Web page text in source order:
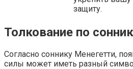
защиту.
Толкование по
Согласно соннику Менегетти,
силы может иметь разный